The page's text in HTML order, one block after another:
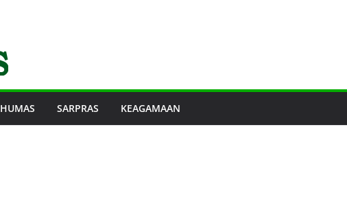
HUMAS SARPRAS KEAGAMAAN